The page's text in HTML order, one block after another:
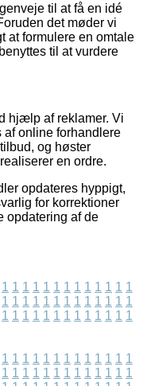
til at få en idé
det møder vi
at formulere en omtale
til at vurdere
hjælp af reklamer. Vi
af online forhandlere
og høster
en ordre.
opdateres hyppigt,
for korrektioner
opdatering af de
1 1 1 1 1 1 1 1 1 1 1 1 1
1 1 1 1 1 1 1 1 1 1 1 1 1
1 1 1 1 1 1 1 1 1 1 1 1 1
1 1 1 1 1 1 1 1 1 1 1 1 1
1 1 1 1 1 1 1 1 1 1 1 1 1